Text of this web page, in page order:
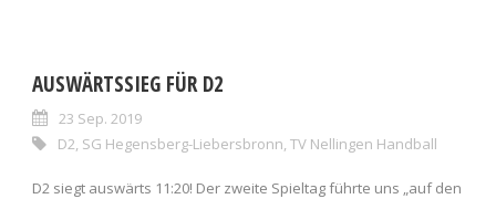
AUSWÄRTSSIEG FÜR D2
23 Sep. 2019
D2, SG Hegensberg-Liebersbronn, TV Nellingen Handball
D2 siegt auswärts 11:20! Der zweite Spieltag führte uns „auf den